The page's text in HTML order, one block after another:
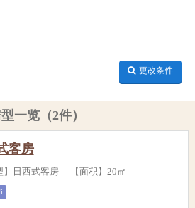
更改条件
一览（2件）
客房
】日西式客房 【面积】20㎡